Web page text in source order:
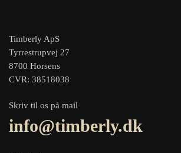
Timberly ApS
Tyrrestrupvej 27
8700 Horsens
CVR: 38518038
Skriv til os på mail
info@timberly.dk